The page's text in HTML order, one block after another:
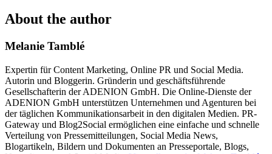
About the author
Melanie Tamblé
Expertin für Content Marketing, Online PR und Social Media.
Autorin und Bloggerin. Gründerin und geschäftsführende
Gesellschafterin der ADENION GmbH. Die Online-Dienste der
ADENION GmbH unterstützen Unternehmen und Agenturen bei
der täglichen Kommunikationsarbeit in den digitalen Medien. PR-
Gateway und Blog2Social ermöglichen eine einfache und schnelle
Verteilung von Pressemitteilungen, Social Media News,
Blogartikeln, Bildern und Dokumenten an Presseportale, Blogs,